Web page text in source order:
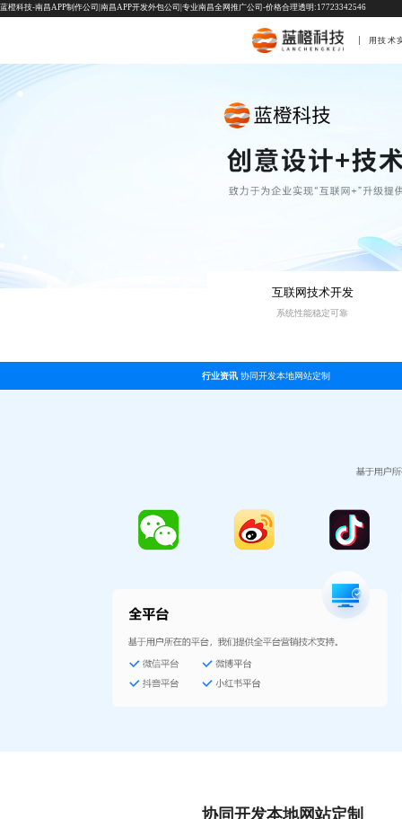
蓝橙科技-南昌APP制作公司|南昌APP开发外包公司|专业南昌全网推广公司-价格合理透明:17723342546
用技术
互联网技术开发
系统性能稳定可靠
行业资讯 协同开发本地网站定制
协同开发本地网站定制